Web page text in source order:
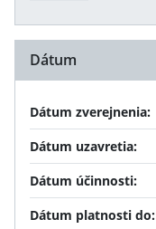
Dátum
Dátum zverejnenia:
Dátum uzavretia:
Dátum účinnosti:
Dátum platnosti do: